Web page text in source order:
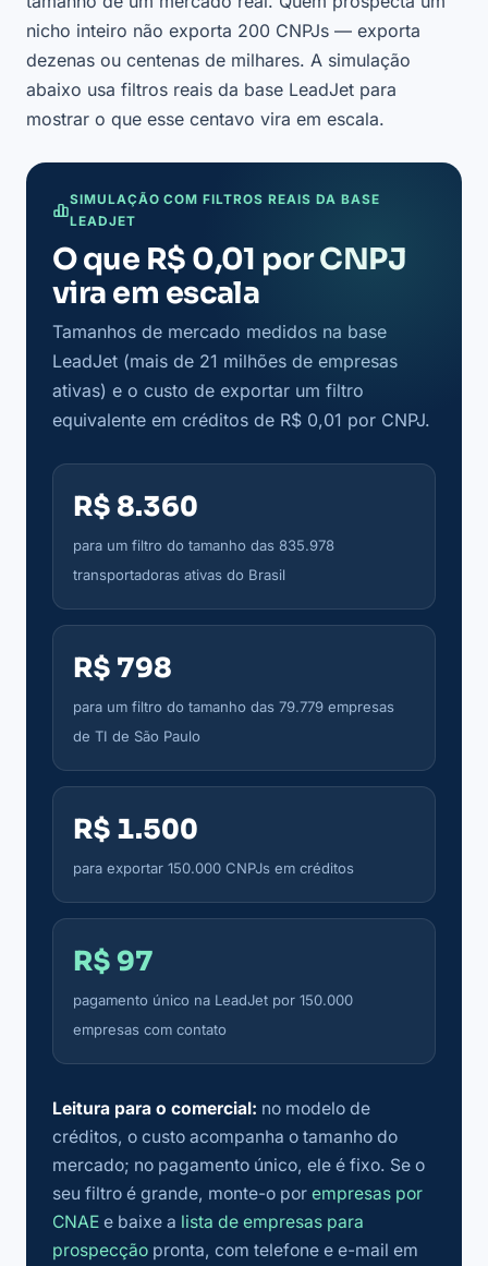
nicho inteiro não exporta 200 CNPJs — exporta
dezenas ou centenas de milhares. A simulação
abaixo usa filtros reais da base LeadJet para
mostrar o que esse centavo vira em escala.
SIMULAÇÃO COM FILTROS REAIS DA BASE
LEADJET
O que R$ 0,01 por CNPJ
vira em escala
Tamanhos de mercado medidos na base
LeadJet (mais de 21 milhões de empresas
ativas) e o custo de exportar um filtro
equivalente em créditos de R$ 0,01 por CNPJ.
R$ 8.360
para um filtro do tamanho das 835.978
transportadoras ativas do Brasil
R$ 798
para um filtro do tamanho das 79.779 empresas
de TI de São Paulo
R$ 1.500
para exportar 150.000 CNPJs em créditos
R$ 97
pagamento único na LeadJet por 150.000
empresas com contato
Leitura para o comercial: no modelo de
créditos, o custo acompanha o tamanho do
mercado; no pagamento único, ele é fixo. Se o
seu filtro é grande, monte-o por empresas por
CNAE e baixe a lista de empresas para
prospecção pronta, com telefone e e-mail em